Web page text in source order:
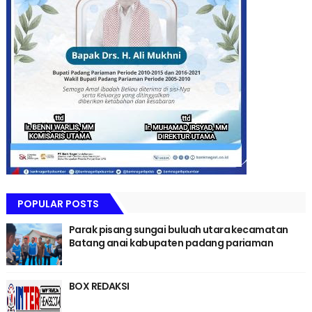
POPULAR POSTS
Parak pisang sungai buluah utara kecamatan
Batang anai kabupaten padang pariaman
BOX REDAKSI